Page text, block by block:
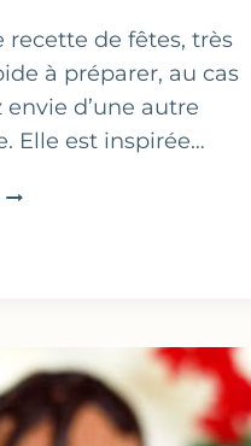
recette de fêtes, très
à préparer, au cas
envie d’une autre
Elle est inspirée…
BRIGADEIRO